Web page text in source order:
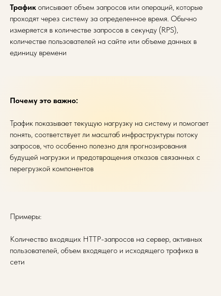
Трафик описывает объем запросов или операций, которые
проходят через систему за определенное время. Обычно
измеряется в количестве запросов в секунду (RPS),
количестве пользователей на сайте или объеме данных в
единицу времени
Почему это важно:
Трафик показывает текущую нагрузку на систему и помогает
понять, соответствует ли масштаб инфраструктуры потоку
запросов, что особенно полезно для прогнозирования
будущей нагрузки и предотвращения отказов связанных с
перегрузкой компонентов
Примеры:
Количество входящих HTTP-запросов на сервер, активных
пользователей, объем входящего и исходящего трафика в
сети